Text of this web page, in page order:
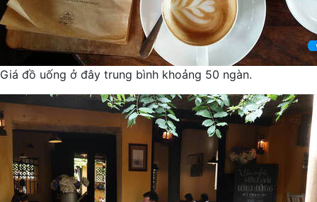
Giá đồ uống ở đây trung bình khoảng 50 ngàn.